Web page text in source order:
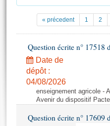
Projets de loi
Propositions de loi
Amendements
Textes adoptés
Documents de
( Constitution | Règlement
Histoire
Juniors
Anciennes législatures
La Bibliothèque
Contacts et plan d'accès
Photos libres de droit
« précedent 1 2
Question écrite n°
Date de
dépôt :
04/08/2026
enseignement agricole -
Avenir du dispositif
Question écrite n° 17609